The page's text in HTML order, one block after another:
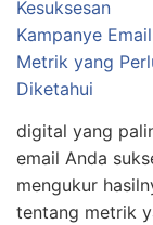
digital yang
email Anda
mengukur
tentang metrik